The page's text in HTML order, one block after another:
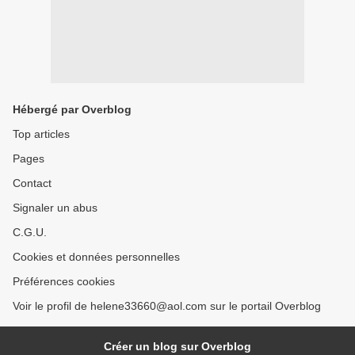
Hébergé par Overblog
Top articles
Pages
Contact
Signaler un abus
C.G.U.
Cookies et données personnelles
Préférences cookies
Voir le profil de helene33660@aol.com sur le portail Overblog
Créer un blog sur Overblog